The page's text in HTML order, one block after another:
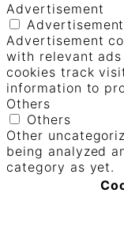
Advertisement
Advertisement
Advertisement
with relevant
cookies track
information to
Others
Others
Other
being analyzed
category as yet.